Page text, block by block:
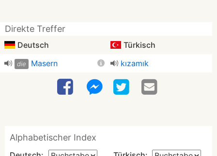
Direkte Treffer
Deutsch Türkisch
die Masern kızamık
Alphabetischer Index